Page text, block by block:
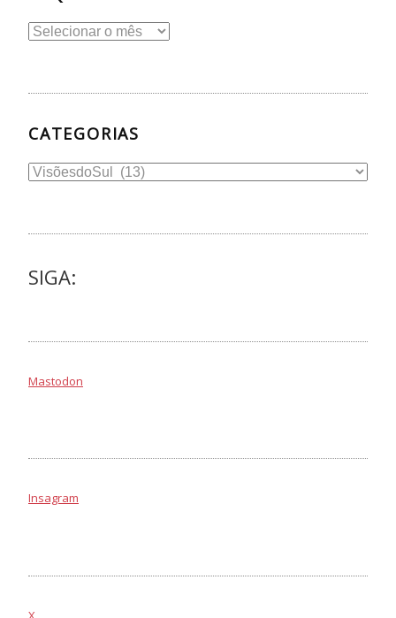
Arquivos
CATEGORIAS
Categorias
SIGA:
Mastodon
Insagram